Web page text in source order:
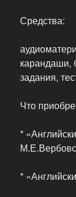
Средства:
карандаши,
задания,
Что
*
*